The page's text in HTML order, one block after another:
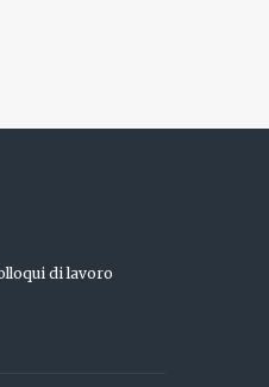
di lavoro